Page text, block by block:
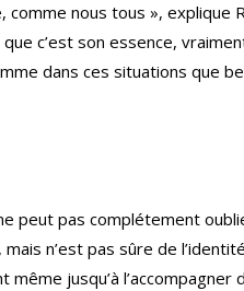
comme nous tous »,
c’est son essence,
dans ces situations que
peut pas complétement
n’est pas sûre de
jusqu’à